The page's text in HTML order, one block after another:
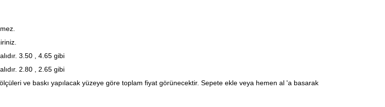
3.50 , 4.65 gibi
2.80 , 2.65 gibi
ölçüleri ve baskı yapılacak yüzeye göre toplam fiyat görünecektir. Sepete ekle veya hemen al 'a basarak